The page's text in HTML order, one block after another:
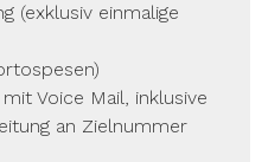
(exklusiv einmalige
Voice Mail, inklusive
an Zielnummer